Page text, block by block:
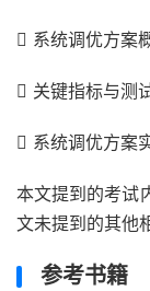
 系统调优方案
 关键指标与测
 系统调优方案
本文提到的考试
文未提到的其他
参考书籍